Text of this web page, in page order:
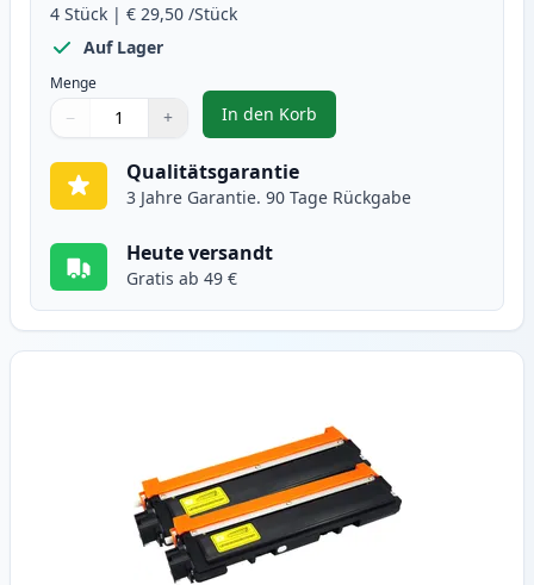
4 Stück | € 29,50 /Stück
Auf Lager
Menge
Verwenden Sie die Tasten, um anzupassen
− +
1
In den Korb
, 4 stück Brother TN230 toner
Qualitätsgarantie
3 Jahre Garantie. 90 Tage Rückgabe
Heute versandt
Gratis ab 49 €